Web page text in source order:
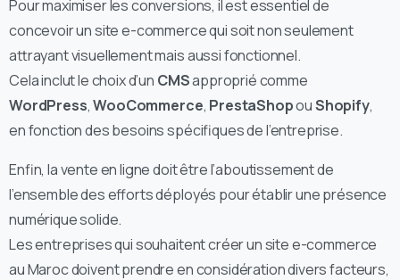
Pour maximiser les conversions, il est essentiel de
concevoir un site e-commerce qui soit non seulement
attrayant visuellement mais aussi fonctionnel.
Cela inclut le choix d’un CMSapproprié comme
WordPress,WooCommerce, PrestaShopouShopify,
en fonction des besoins spécifiques de l’entreprise.
Enfin, la vente en ligne doit être l’aboutissement de
l’ensemble des efforts déployés pour établir une présence
numérique solide.
Les entreprises qui souhaitent créer un site e-commerce
au Maroc doivent prendre en considération divers facteurs,